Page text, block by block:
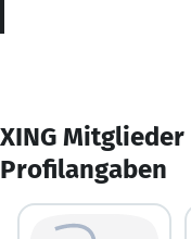
XING
Profilangaben